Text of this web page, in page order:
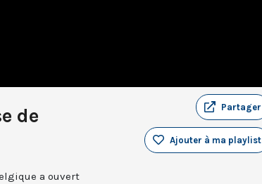
de
Partager
Ajouter à ma playlist
a ouvert